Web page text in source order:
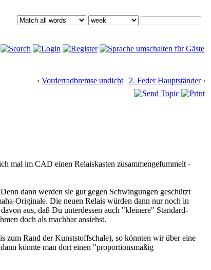
‹ Vorderradbremse undicht | 2. Feder Hauptständer›
mal im CAD einen Relaiskasten zusammengefummelt -
dann werden sie gut gegen Schwingungen geschützt
Originale. Die neuen Relais würden dann nur noch in
aus, daß Du unterdessen auch "kleinere" Standard-
doch als machbar ansiehst.
zum Rand der Kunststoffschale), so könnten wir über eine
könnte man dort einen "proportionsmäßig